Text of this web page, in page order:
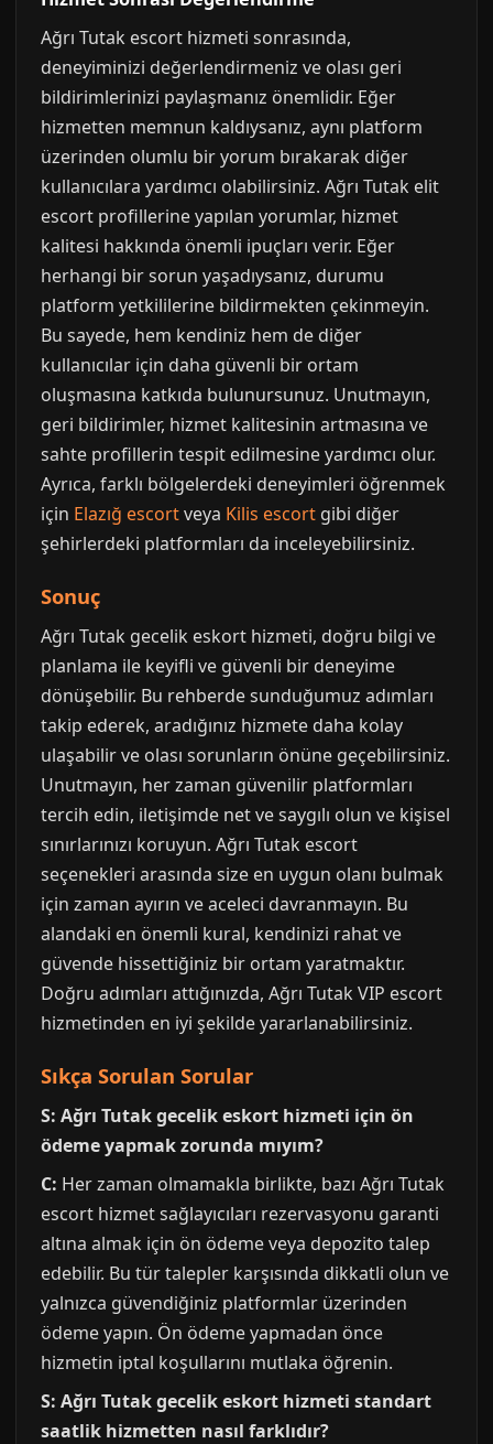
Ağrı Tutak escort hizmeti sonrasında,
deneyiminizi değerlendirmeniz ve olası geri
bildirimlerinizi paylaşmanız önemlidir. Eğer
hizmetten memnun kaldıysanız, aynı platform
üzerinden olumlu bir yorum bırakarak diğer
kullanıcılara yardımcı olabilirsiniz. Ağrı Tutak elit
escort profillerine yapılan yorumlar, hizmet
kalitesi hakkında önemli ipuçları verir. Eğer
herhangi bir sorun yaşadıysanız, durumu
platform yetkililerine bildirmekten çekinmeyin.
Bu sayede, hem kendiniz hem de diğer
kullanıcılar için daha güvenli bir ortam
oluşmasına katkıda bulunursunuz. Unutmayın,
geri bildirimler, hizmet kalitesinin artmasına ve
sahte profillerin tespit edilmesine yardımcı olur.
Ayrıca, farklı bölgelerdeki deneyimleri öğrenmek
için Elazığ escortveya Kilis escort gibi diğer
şehirlerdeki platformları da inceleyebilirsiniz.
Sonuç
Ağrı Tutak gecelik eskort hizmeti, doğru bilgi ve
planlama ile keyifli ve güvenli bir deneyime
dönüşebilir. Bu rehberde sunduğumuz adımları
takip ederek, aradığınız hizmete daha kolay
ulaşabilir ve olası sorunların önüne geçebilirsiniz.
Unutmayın, her zaman güvenilir platformları
tercih edin, iletişimde net ve saygılı olun ve kişisel
sınırlarınızı koruyun. Ağrı Tutak escort
seçenekleri arasında size en uygun olanı bulmak
için zaman ayırın ve aceleci davranmayın. Bu
alandaki en önemli kural, kendinizi rahat ve
güvende hissettiğiniz bir ortam yaratmaktır.
Doğru adımları attığınızda, Ağrı Tutak VIP escort
hizmetinden en iyi şekilde yararlanabilirsiniz.
Sıkça Sorulan Sorular
S: Ağrı Tutak gecelik eskort hizmeti için ön
ödeme yapmak zorunda mıyım?
C: Her zaman olmamakla birlikte, bazı Ağrı Tutak
escort hizmet sağlayıcıları rezervasyonu garanti
altına almak için ön ödeme veya depozito talep
edebilir. Bu tür talepler karşısında dikkatli olun ve
yalnızca güvendiğiniz platformlar üzerinden
ödeme yapın. Ön ödeme yapmadan önce
hizmetin iptal koşullarını mutlaka öğrenin.
S: Ağrı Tutak gecelik eskort hizmeti standart
saatlik hizmetten nasıl farklıdır?